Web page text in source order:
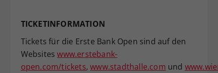
TICKETINFORMATION
Tickets für die Erste Bank Open sind auf den
Websiteswww.erstebank-
open.com/tickets,www.stadthalle.com und